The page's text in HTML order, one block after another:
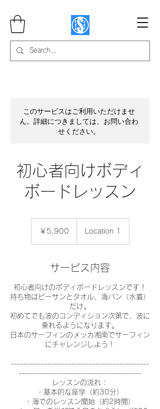
このサービスはご利用いただけませ
ん。詳細につきましては、お問い合わ
せください。
初心者向けボディ
ボードレッスン
￥5,900 Location 1
サービス内容
初心者向けのボディボードレッスンです！
持ち物はビーサンとタオル、海パン（水着）
だけ。
初めてでも波のコンディション次第で、波に
乗れるようになります。
日本のサーフィンのメッカ湘南でサーフィン
にチャレンジしよう！
----------------------------------------------
-----------------------------------------
レッスンの流れ：
・基本的な座学（約30分）
・海でのレッスン開始（約2時間）